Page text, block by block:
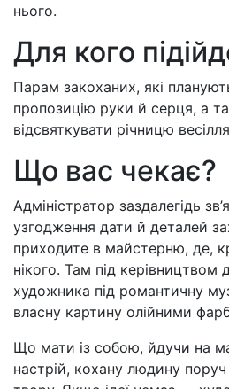
нього.
Для кого
Парам закоханих, які
пропозицію руки й серця, а
відсвяткувати річницю
Що вас чекає?
Адміністратор заздалегідь
узгодження дати й деталей
приходите в майстерню, де,
нікого. Там під керівництвом
художника під романтичну
власну картину олійними
Що мати із собою, йдучи на
настрій, кохану людину